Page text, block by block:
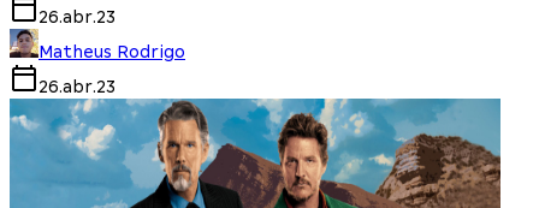
26.abr.23
Matheus Rodrigo
26.abr.23